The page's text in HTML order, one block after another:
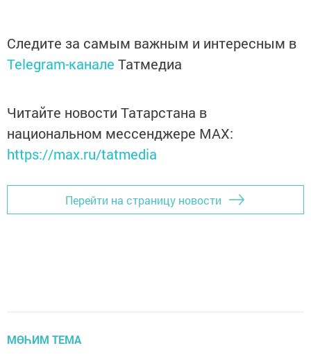
Следите за самым важным и интересным в
Telegram-канале Татмедиа
Читайте новости Татарстана в
национальном мессенджере MАХ:
https://max.ru/tatmedia
Перейти на страницу новости
МӨҺИМ ТЕМА